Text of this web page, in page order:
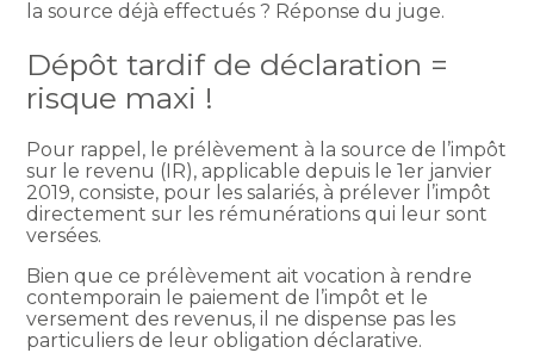
la source déjà effectués ? Réponse du juge.
Dépôt tardif de déclaration =
risque maxi !
Pour rappel, le prélèvement à la source de l’impôt
sur le revenu (IR), applicable depuis le 1er janvier
2019, consiste, pour les salariés, à prélever l’impôt
directement sur les rémunérations qui leur sont
versées.
Bien que ce prélèvement ait vocation à rendre
contemporain le paiement de l’impôt et le
versement des revenus, il ne dispense pas les
particuliers de leur obligation déclarative.